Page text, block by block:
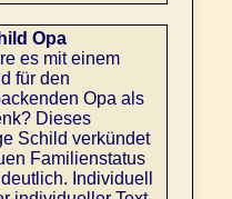
Opa
es mit einem
für den
Opa als
Dieses
Schild verkündet
Familienstatus
Individuell